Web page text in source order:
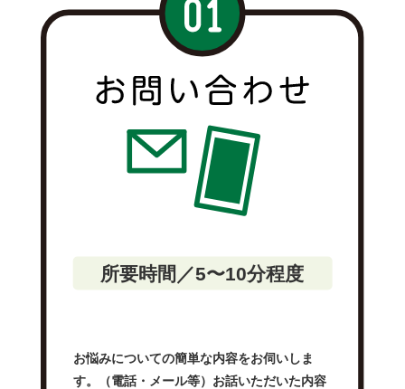
所要時間／5〜10分程度
お悩みについての簡単な内容をお伺いしま
す。（電話・メール等）お話いただいた内容